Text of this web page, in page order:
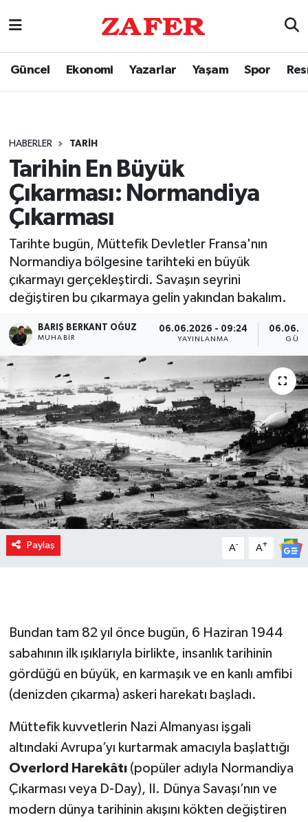
Güncel Ekonomi Yazarlar Yaşam Spor
HABERLER TARIH
Tarihin En Büyük
Çıkarması: Normandiya
Çıkarması
Tarihte bugün, Müttefik Devletler Fransa'nın
Normandiya bölgesine tarihteki en büyük
çıkarmayı gerçekleştirdi. Savaşın seyrini
değiştiren bu çıkarmaya gelin yakından bakalım.
BARIŞ BERKANT OĞUZ
MUHABIR
06.06.2026 - 09:24
YAYINLANMA
Paylaş A- A+
Bundan tam 82 yıl önce bugün, 6 Haziran 1944
sabahının ilk ışıklarıyla birlikte, insanlık tarihinin
gördüğü en büyük, en karmaşık ve en kanlı amfibi
(denizden çıkarma) askeri harekatı başladı.
Müttefik kuvvetlerin Nazi Almanyası işgali
altındaki Avrupa’yı kurtarmak amacıyla başlattığı
Overlord Harekâtı(popüler adıyla Normandiya
Çıkarması veya D-Day), II. Dünya Savaşı’nın ve
modern dünya tarihinin akışını kökten değiştiren